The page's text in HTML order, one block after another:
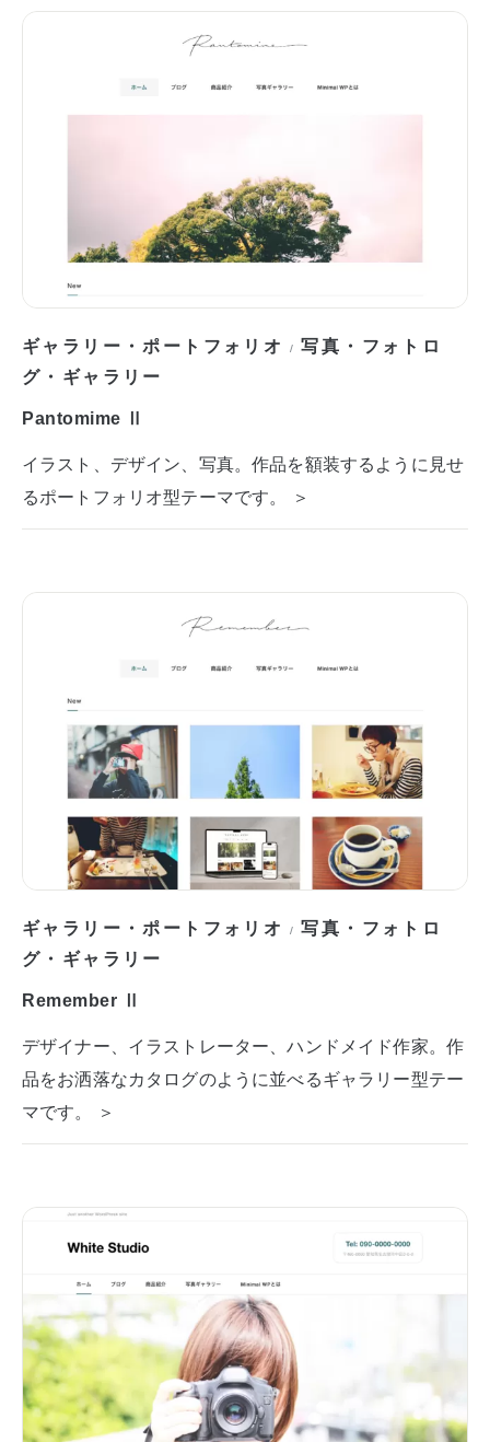
ギャラリー・ポートフォリオ /写真・フォトロ
グ・ギャラリー
Pantomime Ⅱ
イラスト、デザイン、写真。作品を額装するように見せ
るポートフォリオ型テーマです。 ＞
ギャラリー・ポートフォリオ /写真・フォトロ
グ・ギャラリー
Remember Ⅱ
デザイナー、イラストレーター、ハンドメイド作家。作
品をお洒落なカタログのように並べるギャラリー型テー
マです。 ＞